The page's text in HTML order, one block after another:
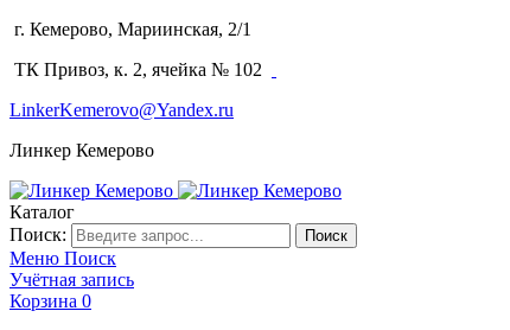
г. Кемерово, Мариинская, 2/1
ТК Привоз, к. 2, ячейка № 102
LinkerKemerovo@Yandex.ru
Линкер Кемерово
Каталог
Поиск:
Поиск
Меню Поиск
Учётная запись
Корзина 0